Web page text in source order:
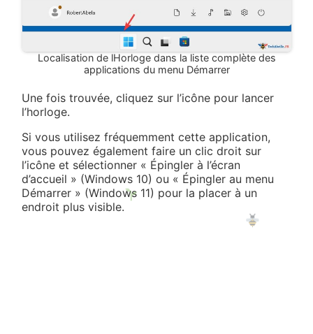
Localisation de lHorloge dans la liste complète des
applications du menu Démarrer
Une fois trouvée, cliquez sur l’icône pour lancer
l’horloge.
Si vous utilisez fréquemment cette application,
vous pouvez également faire un clic droit sur
l’icône et sélectionner « Épingler à l’écran
d’accueil » (Windows 10) ou « Épingler au menu
Démarrer » (Windows 11) pour la placer à un
endroit plus visible.